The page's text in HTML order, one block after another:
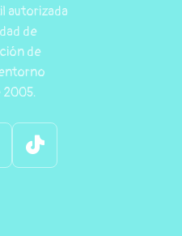
autorizada
de
de
2005.